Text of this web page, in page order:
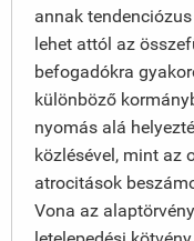
annak
lehet attól az
befogadókra
különböző
nyomás alá
közlésével, mint az
atrocitások
Vona az